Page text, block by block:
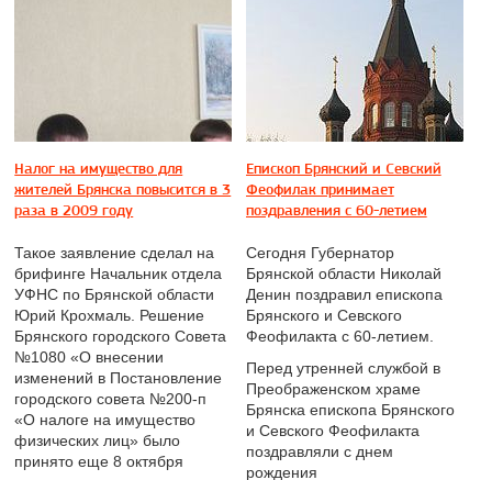
Налог на имущество для
жителей Брянска повысится в 3
раза в 2009 году
Такое заявление сделал на
брифинге Начальник отдела
УФНС по Брянской области
Юрий Крохмаль. Решение
Брянского городского Совета
№1080 «О внесении
изменений в Постановление
городского совета №200-п
«О налоге на имущество
физических лиц» было
принято еще 8 октября
Епископ Брянский и Севский
Феофилак принимает
поздравления с 60-летием
Сегодня Губернатор
Брянской области Николай
Денин поздравил епископа
Брянского и Севского
Феофилакта с 60-летием.
Перед утренней службой в
Преображенском храме
Брянска епископа Брянского
и Севского Феофилакта
поздравляли с днем
рождения